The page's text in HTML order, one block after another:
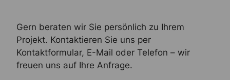
Gern beraten wir Sie persönlich zu Ihrem
Projekt. Kontaktieren Sie uns per
Kontaktformular, E-Mail oder Telefon – wir
freuen uns auf Ihre Anfrage.